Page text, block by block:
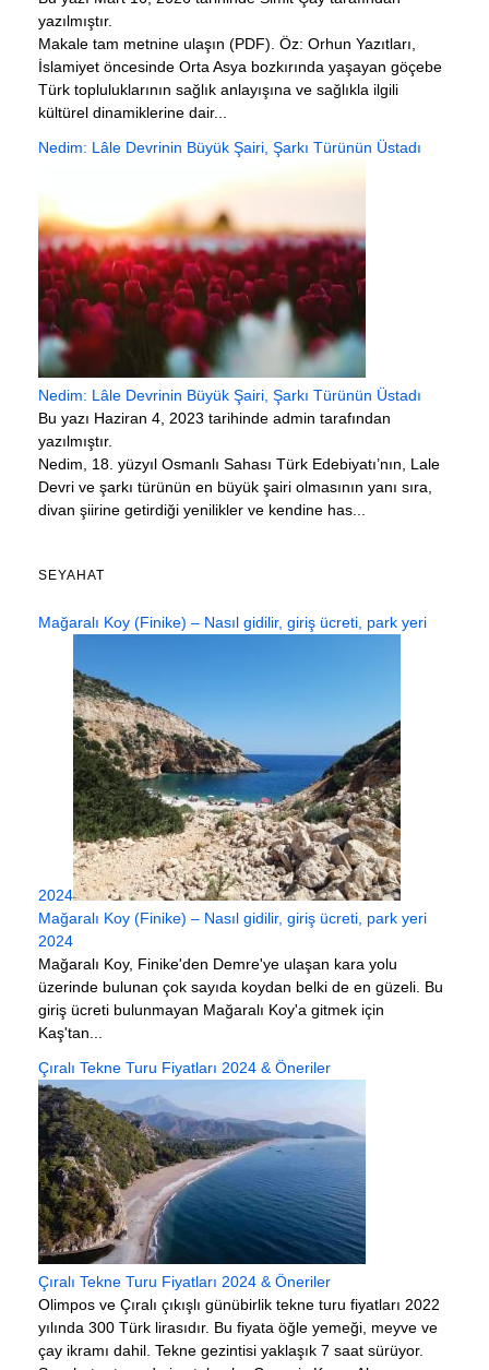
yazılmıştır.
Makale tam metnine ulaşın (PDF). Öz: Orhun Yazıtları,
İslamiyet öncesinde Orta Asya bozkırında yaşayan göçebe
Türk topluluklarının sağlık anlayışına ve sağlıkla ilgili
kültürel dinamiklerine dair...
Nedim: Lâle Devrinin Büyük Şairi, Şarkı Türünün Üstadı
Nedim: Lâle Devrinin Büyük Şairi, Şarkı Türünün Üstadı
Bu yazı Haziran 4, 2023 tarihinde admin tarafından
yazılmıştır.
Nedim, 18. yüzyıl Osmanlı Sahası Türk Edebiyatı’nın, Lale
Devri ve şarkı türünün en büyük şairi olmasının yanı sıra,
divan şiirine getirdiği yenilikler ve kendine has...
SEYAHAT
Mağaralı Koy (Finike) – Nasıl gidilir, giriş ücreti, park yeri
2024
Mağaralı Koy (Finike) – Nasıl gidilir, giriş ücreti, park yeri
2024
Mağaralı Koy, Finike'den Demre'ye ulaşan kara yolu
üzerinde bulunan çok sayıda koydan belki de en güzeli. Bu
giriş ücreti bulunmayan Mağaralı Koy'a gitmek için
Kaş'tan...
Çıralı Tekne Turu Fiyatları 2024 & Öneriler
Çıralı Tekne Turu Fiyatları 2024 & Öneriler
Olimpos ve Çıralı çıkışlı günübirlik tekne turu fiyatları 2022
yılında 300 Türk lirasıdır. Bu fiyata öğle yemeği, meyve ve
çay ikramı dahil. Tekne gezintisi yaklaşık 7 saat sürüyor.